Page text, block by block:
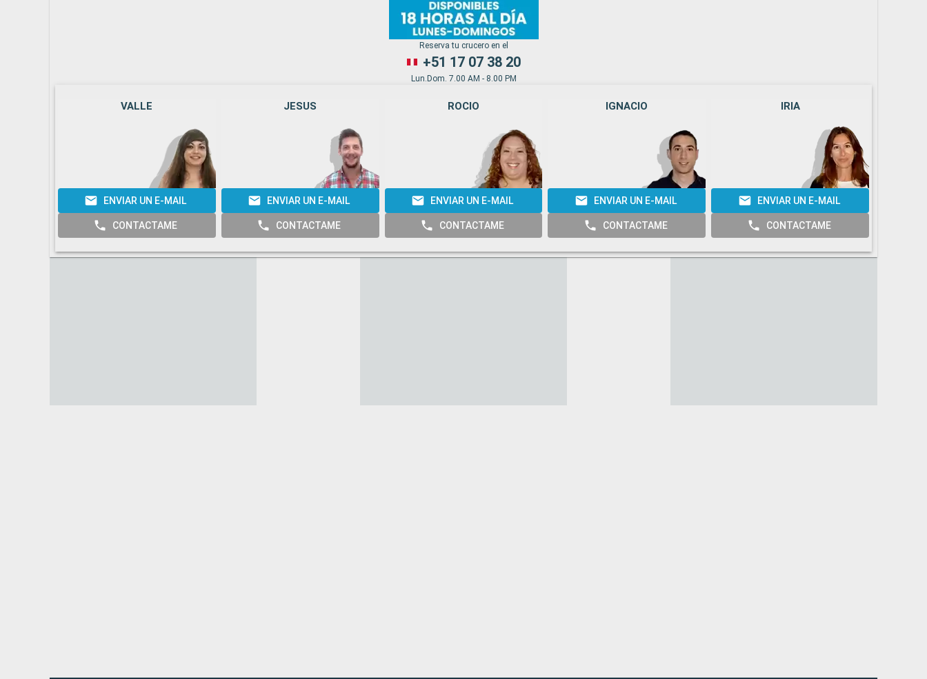
Reserva tu crucero en el
+51 17 07 38 20
Lun.Dom. 7.00 AM - 8.00 PM
VALLE
ENVIAR UN E-MAIL
CONTACTAME
JESUS
ENVIAR UN E-MAIL
CONTACTAME
ROCIO
ENVIAR UN E-MAIL
CONTACTAME
IGNACIO
ENVIAR UN E-MAIL
CONTACTAME
IRIA
ENVIAR UN E-MAIL
CONTACTAME